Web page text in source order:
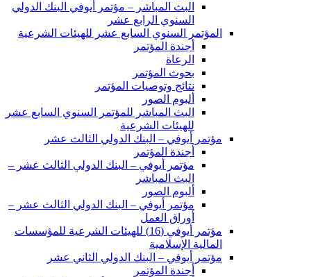
البث المباشر – مؤتمر أيوفي البنك الدولي
السنوي الرابع عشر
المؤتمر السنوي السابع عشر للهيئات الشرعية
أجندة المؤتمر
الرعاة
بحوث المؤتمر
نتائج وتوصيات المؤتمر
ألبوم الصور
البث المباشر للمؤتمر السنوي السابع عشر
للهيئات الشرعية
مؤتمر أيوفي – البنك الدولي الثالث عشر
أجندة المؤتمر
مؤتمر أيوفي – البنك الدولي الثالث عشر –
البث المباشر
ألبوم الصور
مؤتمر أيوفي – البنك الدولي الثالث عشر –
أوراق العمل
مؤتمر أيوفي (16) للهيئات الشرعية للمؤسسات
المالية الإسلامية
مؤتمر أيوفي – البنك الدولي الثاني عشر
أجندة المؤتمر